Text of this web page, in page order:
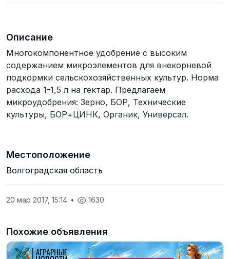
Описание
Многокомпонентное удобрение с высоким
содержанием микроэлементов для внекорневой
подкормки сельскохозяйственных культур. Норма
расхода 1-1,5 л на гектар. Предлагаем
микроудобрения: Зерно, БОР, Технические
культуры, БОР+ЦИНК, Органик, Универсал.
Местоположение
Волгоградская область
20 мар 2017, 15:14 • 1630
Похожие объявления